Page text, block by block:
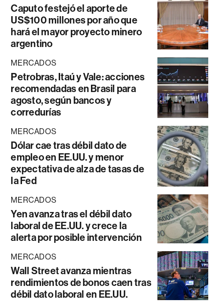
Caputo festejó el aporte de
US$100 millones por año que
hará el mayor proyecto minero
argentino
MERCADOS
Petrobras, Itaú y Vale: acciones
recomendadas en Brasil para
agosto, según bancos y
corredurías
MERCADOS
Dólar cae tras débil dato de
empleo en EE.UU. y menor
expectativa de alza de tasas de
la Fed
MERCADOS
Yen avanza tras el débil dato
laboral de EE.UU. y crece la
alerta por posible intervención
MERCADOS
Wall Street avanza mientras
rendimientos de bonos caen tras
débil dato laboral en EE.UU.